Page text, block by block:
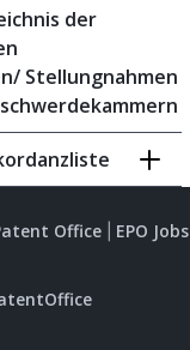
der
Stellungnahmen
Office EPO Jobs